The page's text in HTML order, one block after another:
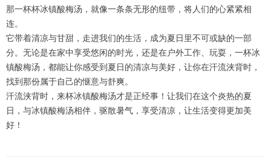
那一杯杯冰镇酸梅汤，就像一条条无形的纽带，将人们的心紧紧相
连。
它带着清凉与甘甜，走进我们的生活，成为夏日里不可或缺的一部
分。无论是在家中享受悠闲的时光，还是在户外工作、玩耍，一杯冰
镇酸梅汤，都能让你感受到夏日的清凉与美好，让你在汗流浃背时，
找到那份属于自己的惬意与舒爽。
汗流浃背时，来杯冰镇酸梅汤才是正经事！让我们在这个炎热的夏
日，与冰镇酸梅汤相伴，驱散暑气，享受清凉，让生活变得更加美
好！